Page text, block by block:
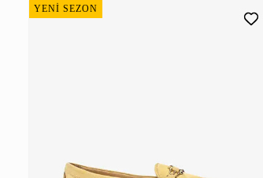
YENİ SEZON